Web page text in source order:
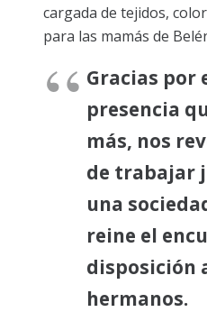
cargada de tejidos,
para las mamás de
Gracias por
presencia
más, nos
de trabajar
una
reine el
disposición
hermanos.